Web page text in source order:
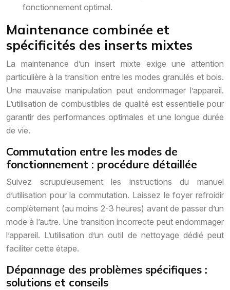
fonctionnement optimal.
Maintenance combinée et
spécificités des inserts mixtes
La maintenance d’un insert mixte exige une attention
particulière à la transition entre les modes granulés et bois.
Une mauvaise manipulation peut endommager l’appareil.
L’utilisation de combustibles de qualité est essentielle pour
garantir des performances optimales et une longue durée
de vie.
Commutation entre les modes de
fonctionnement : procédure détaillée
Suivez scrupuleusement les instructions du manuel
d’utilisation pour la commutation. Laissez le foyer refroidir
complètement (au moins 2-3 heures) avant de passer d’un
mode à l’autre. Une transition incorrecte peut endommager
l’appareil. L’utilisation d’un outil de nettoyage dédié peut
faciliter cette étape.
Dépannage des problèmes spécifiques :
solutions et conseils